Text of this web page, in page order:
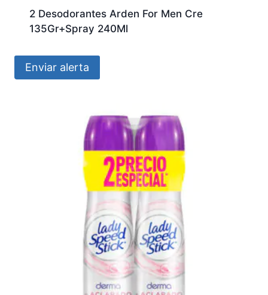
2 Desodorantes Arden For Men Cre
135Gr+Spray 240Ml
Enviar alerta